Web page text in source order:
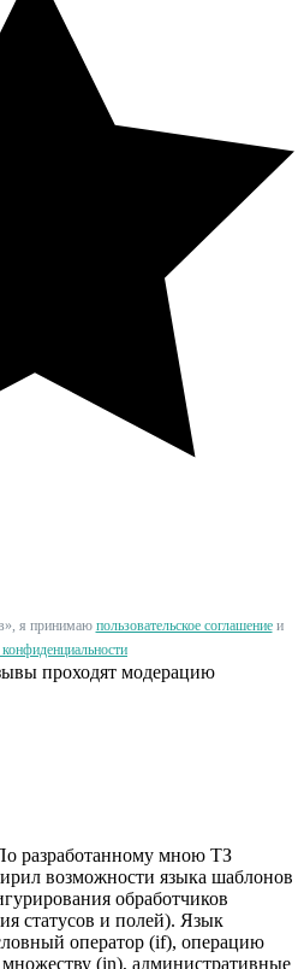
я принимаю пользовательское соглашениеи
проходят модерацию
разработанному мною ТЗ
возможности языка шаблонов
обработчиков
статусов и полей). Язык
оператор (if), операцию
(in), административные